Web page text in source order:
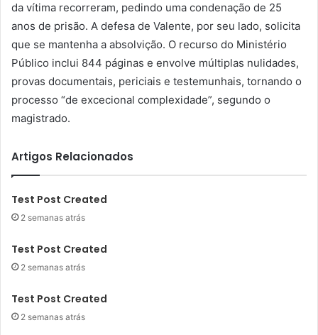
da vítima recorreram, pedindo uma condenação de 25
anos de prisão. A defesa de Valente, por seu lado, solicita
que se mantenha a absolvição. O recurso do Ministério
Público inclui 844 páginas e envolve múltiplas nulidades,
provas documentais, periciais e testemunhais, tornando o
processo “de excecional complexidade”, segundo o
magistrado.
Artigos Relacionados
Test Post Created
2 semanas atrás
Test Post Created
2 semanas atrás
Test Post Created
2 semanas atrás